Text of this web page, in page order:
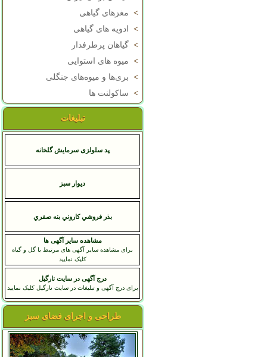
> مغزهای گیاهی
>
ادویه های گیاهی
> گیاهان پرطرفدار
> میوه های استوایی
> بری‌ها و میوه‌های جنگلی
> ساکولنت ها
تبلیغات
پد سلولزی سرمایش گلخانه
دیوار سبز
بذر فروشي کاروني بنه صفري
مشاهده سایر آگهی ها
برای مشاهده سایر آگهی های مرتبط با گل و گیاه
کلیک نمایید
درج آگهی در سایت نارگیل
برای درج آگهی و تبلیغات در سایت نارگیل کلیک نمایید
طراحی و اجرای فضای سبز